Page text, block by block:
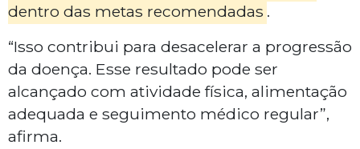
dentro das metas recomendadas .
“Isso contribui para desacelerar a progressão
da doença. Esse resultado pode ser
alcançado com atividade física, alimentação
adequada e seguimento médico regular”,
afirma.